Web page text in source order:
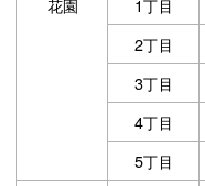
花園
1丁目
2丁目
3丁目
4丁目
5丁目